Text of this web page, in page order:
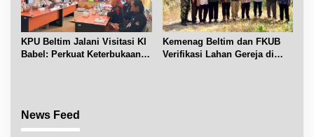
KPU Beltim Jalani Visitasi KI
Babel: Perkuat Keterbukaan
Kemenag Beltim dan FKUB
Verifikasi Lahan Gereja di
News Feed